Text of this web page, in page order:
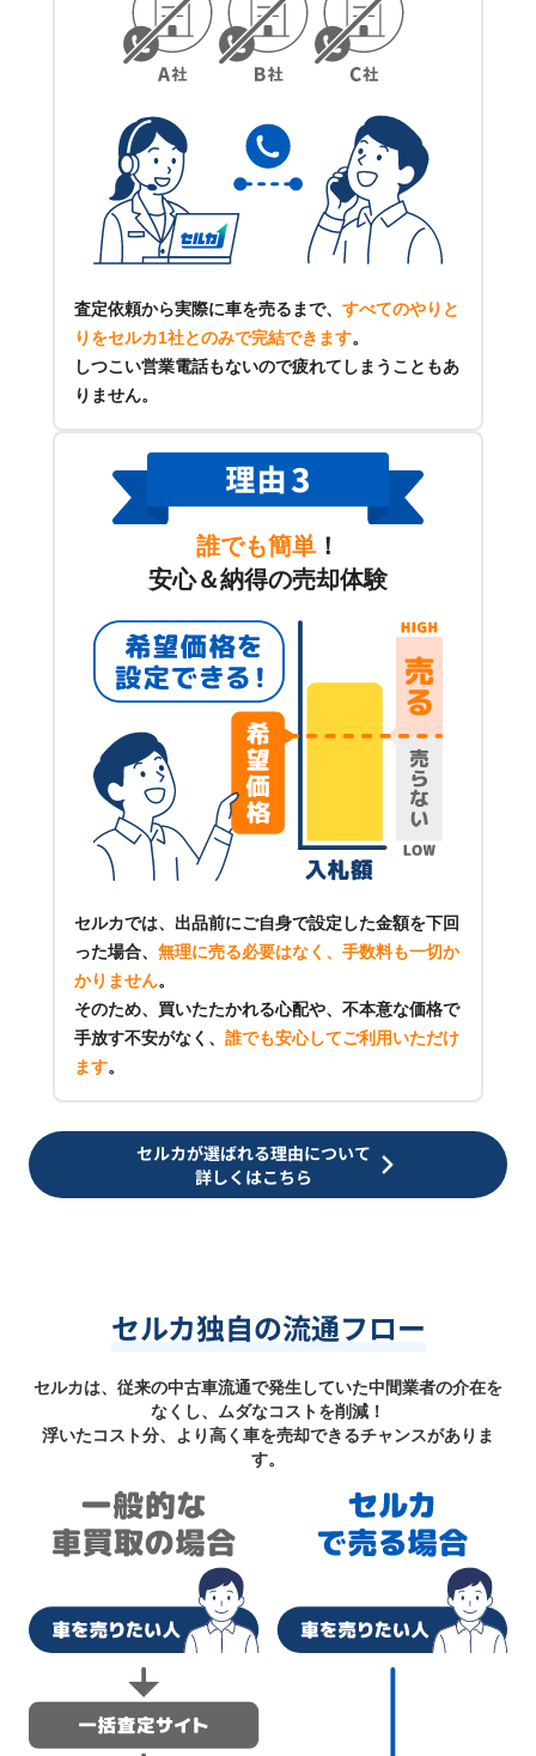
査定依頼から実際に車を売るまで、 すべてのやりと
りをセルカ1社とのみで完結できます。
しつこい営業電話もないので疲れてしまうこともあ
りません。
誰でも簡単 ！
安心＆納得の売却体験
セルカでは、出品前にご自身で設定した金額を下回
った場合、 無理に売る必要はなく、手数料も一切か
かりません。
そのため、買いたたかれる心配や、不本意な価格で
手放す不安がなく、 誰でも安心してご利用いただけ
ます。
セルカが選ばれる理由について
詳しくはこちら
セルカ独自の流通フロー
セルカは、従来の中古車流通で発生していた中間業者の介在を
なくし、ムダなコストを削減！
浮いたコスト分、より高く車を売却できるチャンスがありま
す。